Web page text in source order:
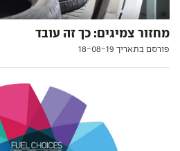
מחזור צמיגים: כך זה עובד
פורסם בתאריך 18-08-19